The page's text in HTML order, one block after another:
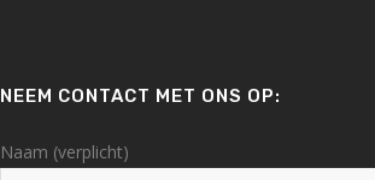
NEEM CONTACT MET ONS OP:
Naam (verplicht)